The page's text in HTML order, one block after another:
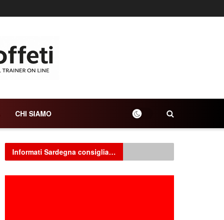
CHI SIAMO
Informati Sardegna consiglia…